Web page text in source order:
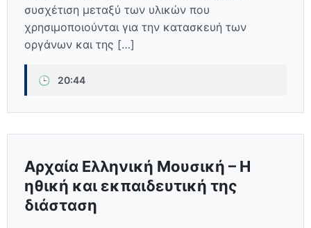
συσχέτιση μεταξύ των υλικών που
χρησιμοποιούνται για την κατασκευή των
οργάνων και της […]
🕒 20:44
Αρχαία Ελληνική Μουσική – Η
ηθική και εκπαιδευτική της
διάσταση